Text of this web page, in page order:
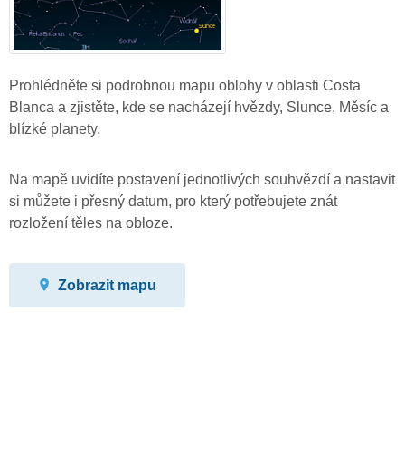
Prohlédněte si podrobnou mapu oblohy v oblasti Costa
Blanca a zjistěte, kde se nacházejí hvězdy, Slunce, Měsíc a
blízké planety.
Na mapě uvidíte postavení jednotlivých souhvězdí a nastavit
si můžete i přesný datum, pro který potřebujete znát
rozložení těles na obloze.
Zobrazit mapu